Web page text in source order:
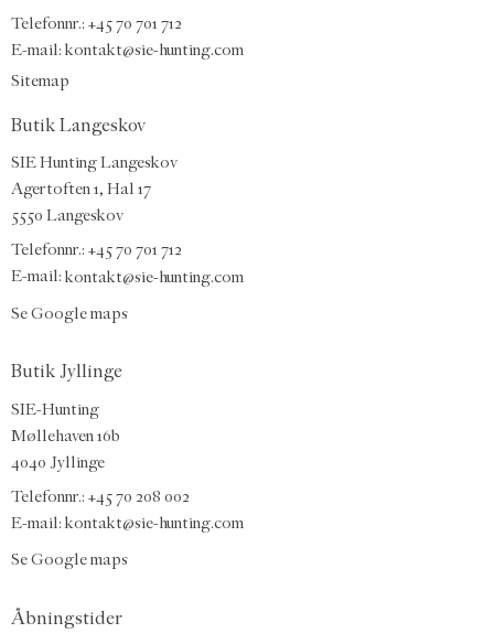
Telefonnr.: +45 70 701 712
E-mail: kontakt@sie-hunting.com
Sitemap
Butik Langeskov
SIE Hunting Langeskov
Agertoften 1, Hal 17
5550 Langeskov
Telefonnr.: +45 70 701 712
E-mail: kontakt@sie-hunting.com
Se Google maps
Butik Jyllinge
SIE-Hunting
Møllehaven 16b
4040 Jyllinge
Telefonnr.: +45 70 208 002
E-mail: kontakt@sie-hunting.com
Se Google maps
Åbningstider